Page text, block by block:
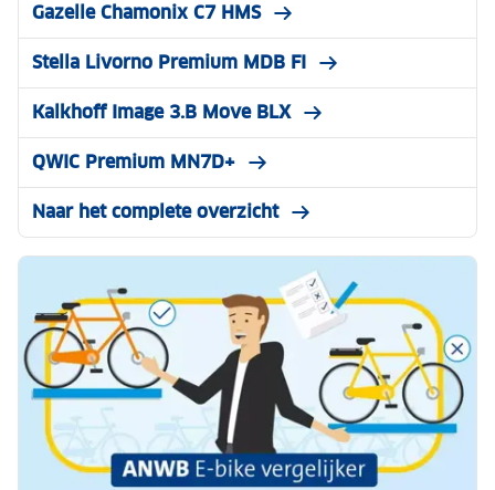
Gazelle Chamonix C7 HMS
Stella Livorno Premium MDB FI
Kalkhoff Image 3.B Move BLX
QWIC Premium MN7D+
Naar het complete overzicht